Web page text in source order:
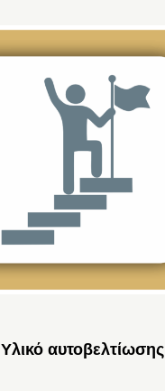
Υλικό αυτοβελτίωσης